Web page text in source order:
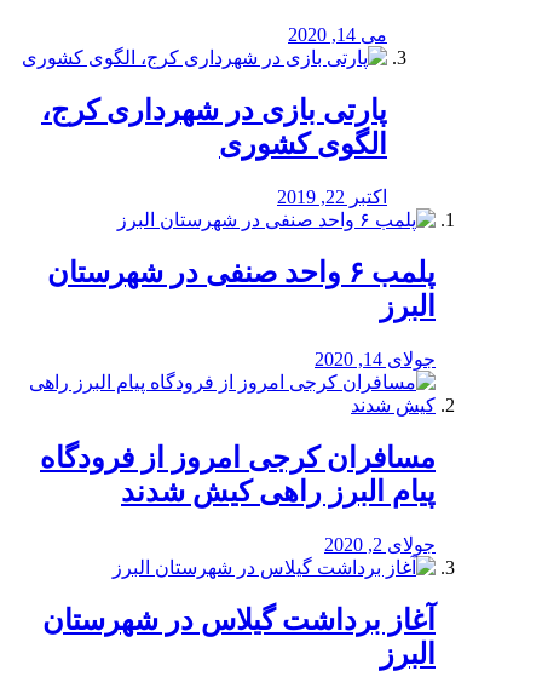
می 14, 2020
پارتی بازی در شهرداری کرج،
الگوی کشوری
اکتبر 22, 2019
پلمب ۶ واحد صنفی در شهرستان
البرز
جولای 14, 2020
مسافران کرجی امروز از فرودگاه
پیام البرز راهی کیش شدند
جولای 2, 2020
آغاز برداشت گیلاس در شهرستان
البرز